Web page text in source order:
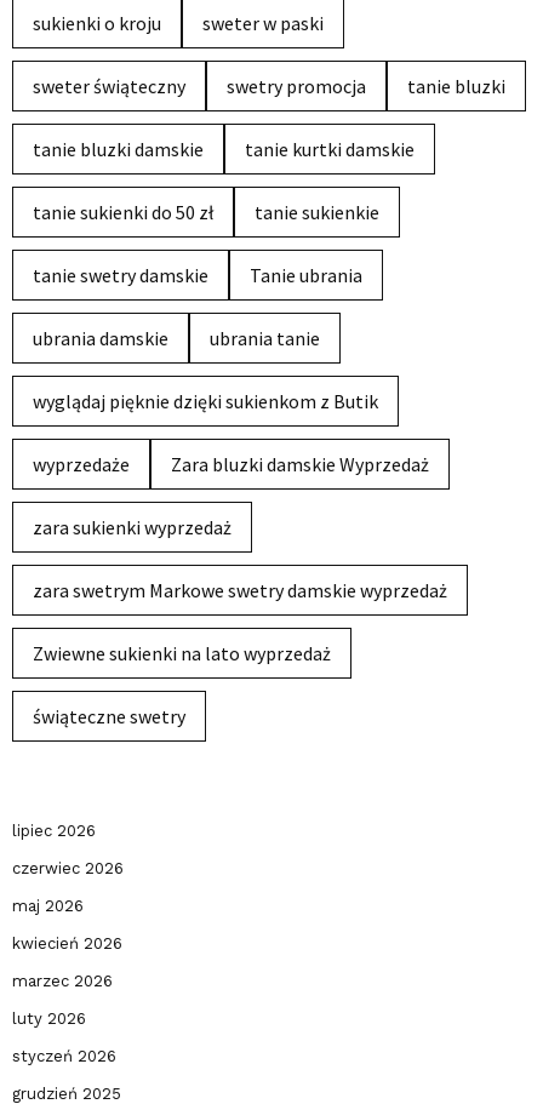
sukienki o kroju sweter w paski
sweter świąteczny swetry promocja tanie bluzki
tanie bluzki damskie tanie kurtki damskie
tanie sukienki do 50 zł tanie sukienkie
tanie swetry damskie Tanie ubrania
ubrania damskie ubrania tanie
wyglądaj pięknie dzięki sukienkom z Butik
wyprzedaże Zara bluzki damskie Wyprzedaż
zara sukienki wyprzedaż
zara swetrym Markowe swetry damskie wyprzedaż
Zwiewne sukienki na lato wyprzedaż
świąteczne swetry
lipiec 2026
czerwiec 2026
maj 2026
kwiecień 2026
marzec 2026
luty 2026
styczeń 2026
grudzień 2025